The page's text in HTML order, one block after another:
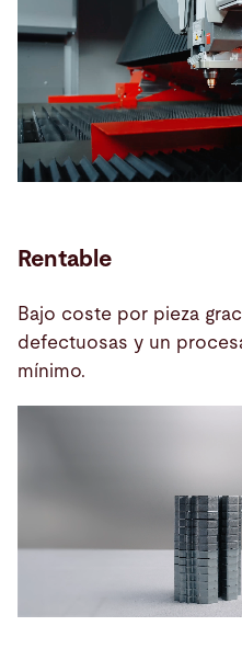
Rentable
Bajo coste por pieza
defectuosas y un
mínimo.